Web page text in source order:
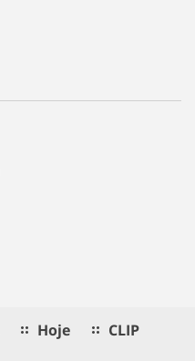
Hoje CLIP